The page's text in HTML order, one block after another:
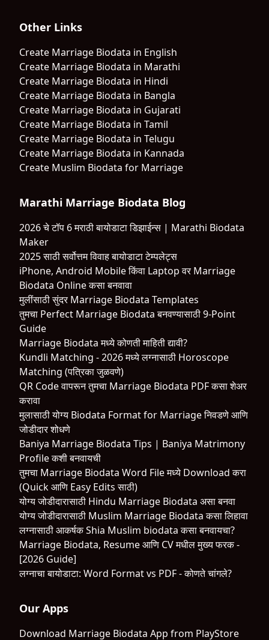
Other Links
Create Marriage Biodata in English
Create Marriage Biodata in Marathi
Create Marriage Biodata in Hindi
Create Marriage Biodata in Bangla
Create Marriage Biodata in Gujarati
Create Marriage Biodata in Tamil
Create Marriage Biodata in Telugu
Create Marriage Biodata in Kannada
Create Muslim Biodata for Marriage
Marathi Marriage Biodata Blog
2026 चे टॉप 6 मराठी बायोडाटा डिझाईन्स | Marathi Biodata
Maker
2025 साठी सर्वोत्तम विवाह बायोडाटा टेम्पलेट्स
iPhone, Android Mobile किंवा Laptop वर Marriage
Biodata Online कसा बनवावा
मुलींसाठी सुंदर Marriage Biodata Templates
तुमचा Perfect Marriage Biodata बनवण्यासाठी 9-Point
Guide
Marriage Biodata मध्ये कोणती माहिती द्यावी?
Kundli Matching - 2026 मध्ये लग्नासाठी Horoscope
Matching (पत्रिका जुळवणे)
QR Code वापरून तुमचा Marriage Biodata PDF कसा शेअर
करावा
मुलासाठी योग्य Biodata Format for Marriage निवडणे आणि
जोडीदार शोधणे
Baniya Marriage Biodata Tips | Baniya Matrimony
Profile कशी बनवायची
तुमचा Marriage Biodata Word File मध्ये Download करा
(Quick आणि Easy Edits साठी)
योग्य जोडीदारासाठी Hindu Marriage Biodata असा बनवा
योग्य जोडीदारासाठी Muslim Marriage Biodata कसा लिहावा
लग्नासाठी आकर्षक Shia Muslim biodata कसा बनवायचा?
Marriage Biodata, Resume आणि CV मधील मुख्य फरक -
[2026 Guide]
लग्नाचा बायोडाटा: Word Format vs PDF - कोणते चांगले?
Our Apps
Download Marriage Biodata App from PlayStore